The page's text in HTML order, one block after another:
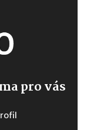
pro vás